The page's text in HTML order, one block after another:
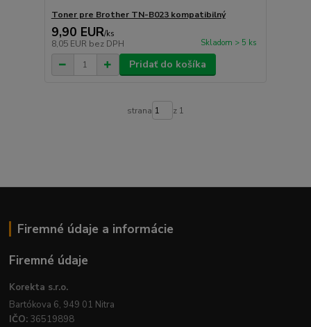
Toner pre Brother TN-B023 kompatibilný
9,90 EUR/ks
8,05 EUR bez DPH Skladom > 5 ks
Pridať do košíka
strana z 1
Firemné údaje a informácie
Firemné údaje
Korekta s.r.o.
Bartókova 6, 949 01 Nitra
IČO: 36519898